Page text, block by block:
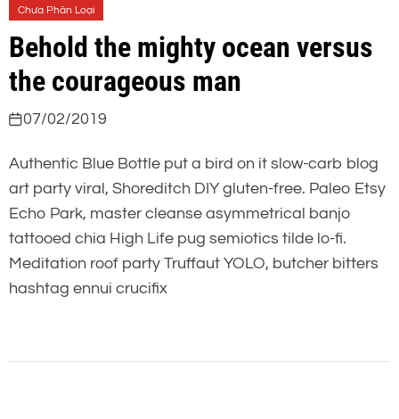
Chưa Phân Loại
Behold the mighty ocean versus
the courageous man
07/02/2019
Authentic Blue Bottle put a bird on it slow-carb blog
art party viral, Shoreditch DIY gluten-free. Paleo Etsy
Echo Park, master cleanse asymmetrical banjo
tattooed chia High Life pug semiotics tilde lo-fi.
Meditation roof party Truffaut YOLO, butcher bitters
hashtag ennui crucifix